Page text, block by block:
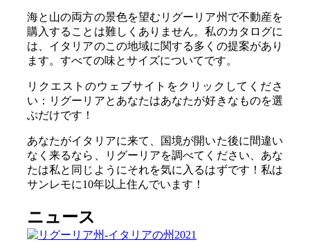
海と山の両方の景色を望むリグーリア州で不動産を
購入することは難しくありません。私のカタログに
は、イタリアのこの地域に関する多くの提案があり
ます。すべての味とサイズについてです。
リクエストのウェブサイトをクリックしてくださ
い：リグーリアとあなたはあなたが好きなものを選
ぶだけです！
あなたがイタリアに来て、国境が開いた後に間違い
なく来るなら、リグーリアを調べてください、あな
たは私と同じようにそれを気に入るはずです！私は
サンレモに10年以上住んでいます！
ニュース